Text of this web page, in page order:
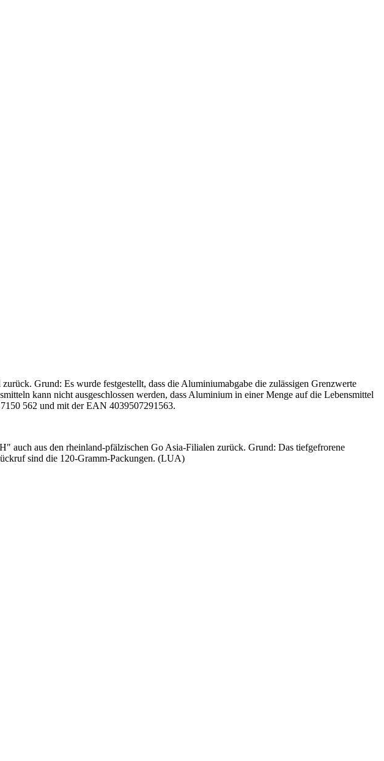
Grund: Es wurde festgestellt, dass die Aluminiumabgabe die zulässigen Grenzwerte
kann nicht ausgeschlossen werden, dass Aluminium in einer Menge auf die Lebensmittel
562 und mit der EAN 4039507291563.
aus den rheinland-pfälzischen Go Asia-Filialen zurück. Grund: Das tiefgefrorene
sind die 120-Gramm-Packungen. (LUA)